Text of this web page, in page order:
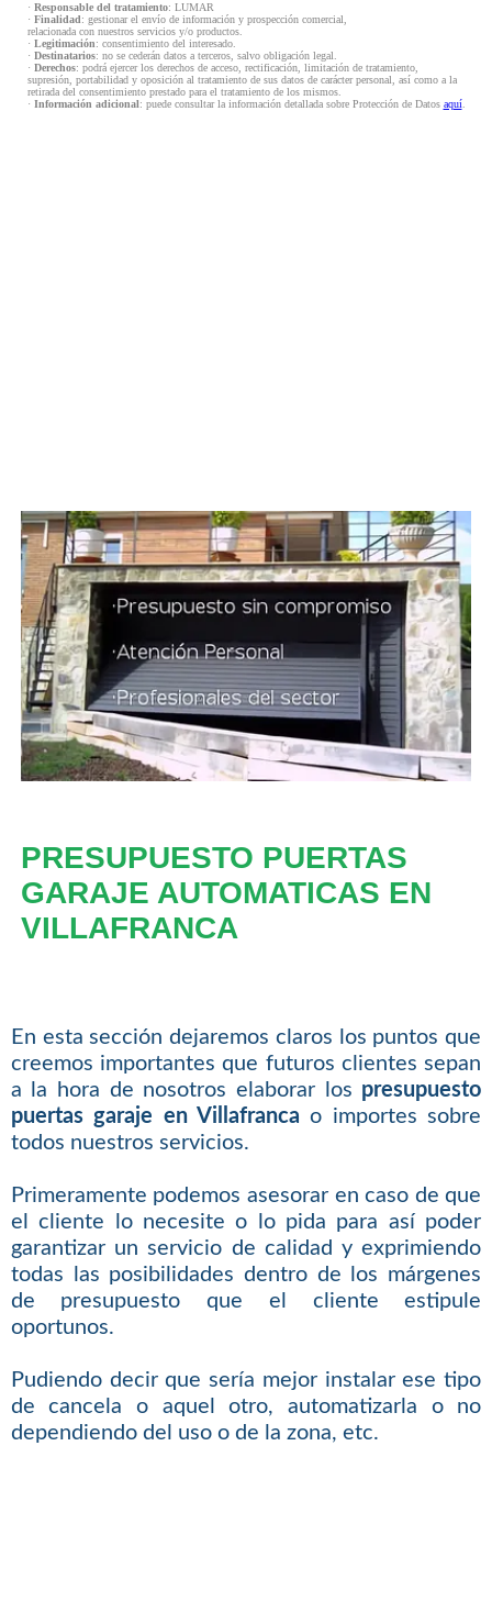
· Responsable del tratamiento: LUMAR
· Finalidad: gestionar el envío de información y prospección comercial,
relacionada con nuestros servicios y/o productos.
· Legitimación: consentimiento del interesado.
· Destinatarios: no se cederán datos a terceros, salvo obligación legal.
· Derechos: podrá ejercer los derechos de acceso, rectificación, limitación de tratamiento,
supresión, portabilidad y oposición al tratamiento de sus datos de carácter personal, así como a la
retirada del consentimiento prestado para el tratamiento de los mismos.
· Información adicional: puede consultar la información detallada sobre Protección de Datos aquí.
PRESUPUESTO PUERTAS
GARAJE AUTOMATICAS EN
VILLAFRANCA
En esta sección dejaremos claros los puntos que
creemos importantes que futuros clientes sepan
a la hora de nosotros elaborar los presupuesto
puertas garaje en Villafrancao importes sobre
todos nuestros servicios.
Primeramente podemos asesorar en caso de que
el cliente lo necesite o lo pida para así poder
garantizar un servicio de calidad y exprimiendo
todas las posibilidades dentro de los márgenes
de presupuesto que el cliente estipule
oportunos.
Pudiendo decir que sería mejor instalar ese tipo
de cancela o aquel otro, automatizarla o no
dependiendo del uso o de la zona, etc.